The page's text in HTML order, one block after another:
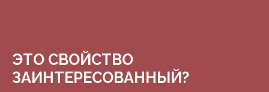
ЭТО СВОЙСТВО
ЗАИНТЕРЕСОВАННЫЙ?